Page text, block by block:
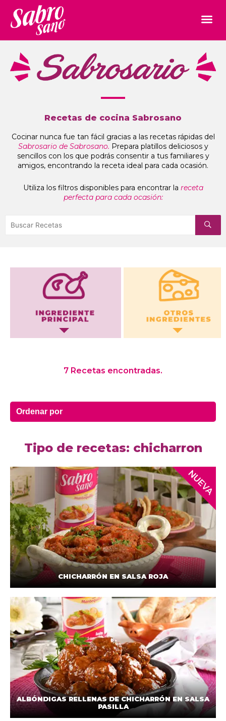
Recetas de cocina Sabrosano
Cocinar nunca fue tan fácil gracias a las recetas rápidas del
Sabrosario de Sabrosano. Prepara platillos deliciosos y
sencillos con los que podrás consentir a tus familiares y
amigos, encontrando la receta ideal para cada ocasión.
Utiliza los filtros disponibles para encontrar la receta
perfecta para cada ocasión:
Otros Ingredientes
7 Recetas encontradas.
Tipo de recetas: chicharron
CHICHARRÓN EN SALSA ROJA
ALBÓNDIGAS RELLENAS DE CHICHARRÓN EN SALSA
PASILLA